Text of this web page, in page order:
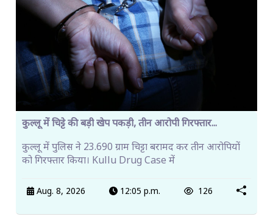
कुल्लू में चिट्टे की बड़ी खेप पकड़ी, तीन आरोपी गिरफ्तार...
कुल्लू में पुलिस ने 23.690 ग्राम चिट्टा बरामद कर तीन आरोपियों
को गिरफ्तार किया। Kullu Drug Case में
Aug. 8, 2026 12:05 p.m. 126